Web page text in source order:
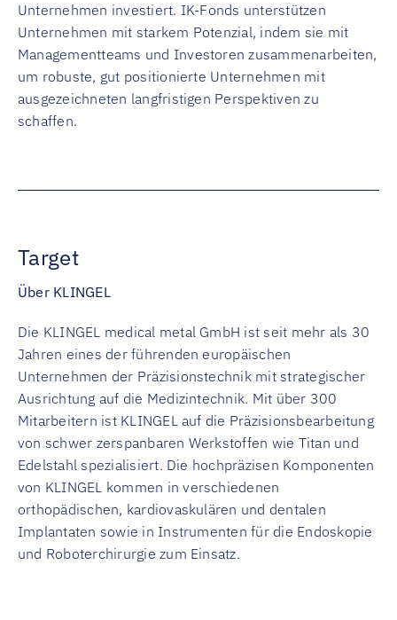
Unternehmen investiert. IK-Fonds unterstützen
Unternehmen mit starkem Potenzial, indem sie mit
Managementteams und Investoren zusammenarbeiten,
um robuste, gut positionierte Unternehmen mit
ausgezeichneten langfristigen Perspektiven zu
schaffen.
Target
Über KLINGEL
Die KLINGEL medical metal GmbH ist seit mehr als 30
Jahren eines der führenden europäischen
Unternehmen der Präzisionstechnik mit strategischer
Ausrichtung auf die Medizintechnik. Mit über 300
Mitarbeitern ist KLINGEL auf die Präzisionsbearbeitung
von schwer zerspanbaren Werkstoffen wie Titan und
Edelstahl spezialisiert. Die hochpräzisen Komponenten
von KLINGEL kommen in verschiedenen
orthopädischen, kardiovaskulären und dentalen
Implantaten sowie in Instrumenten für die Endoskopie
und Roboterchirurgie zum Einsatz.